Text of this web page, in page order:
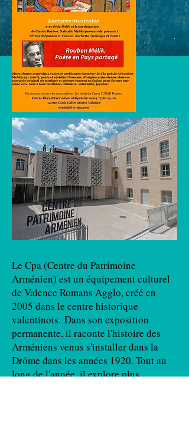
Le Cpa (Centre du Patrimoine
Arménien) est un équipement culturel
de Valence Romans Agglo, créé en
2005 dans le centre historique
valentinois. Dans son exposition
permanente, il raconte l'histoire des
Arméniens venus s'installer dans la
Drôme dans les années 1920. Tout au
long de l'année, il explore plus